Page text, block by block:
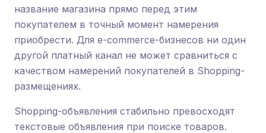
название магазина прямо перед этим
покупателем в точный момент намерения
приобрести. Для e-commerce-бизнесов ни один
другой платный канал не может сравниться с
качеством намерений покупателей в Shopping-
размещениях.
Shopping-объявления стабильно превосходят
текстовые объявления при поиске товаров.